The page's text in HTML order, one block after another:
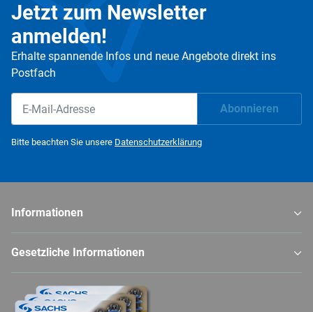
Jetzt zum Newsletter
anmelden!
Erhalte spannende Infos und neue Angebote direkt ins
Postfach
Abonnieren
Bitte beachten Sie unsere Datenschutzerklärung
Informationen
Gesetzliche Informationen